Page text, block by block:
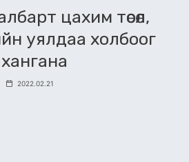
цахим төсөл,
уялдаа холбоог
хангана
2022.02.21